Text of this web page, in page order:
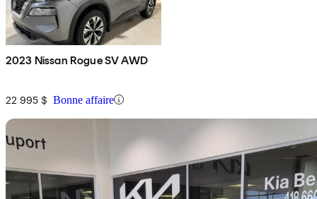
2023 Nissan Rogue SV AWD
22 995 $ Bonne affaire